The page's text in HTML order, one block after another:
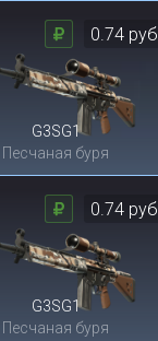
G3SG1
Песчаная буря
0.74 руб
G3SG1
Песчаная буря
0.74 руб